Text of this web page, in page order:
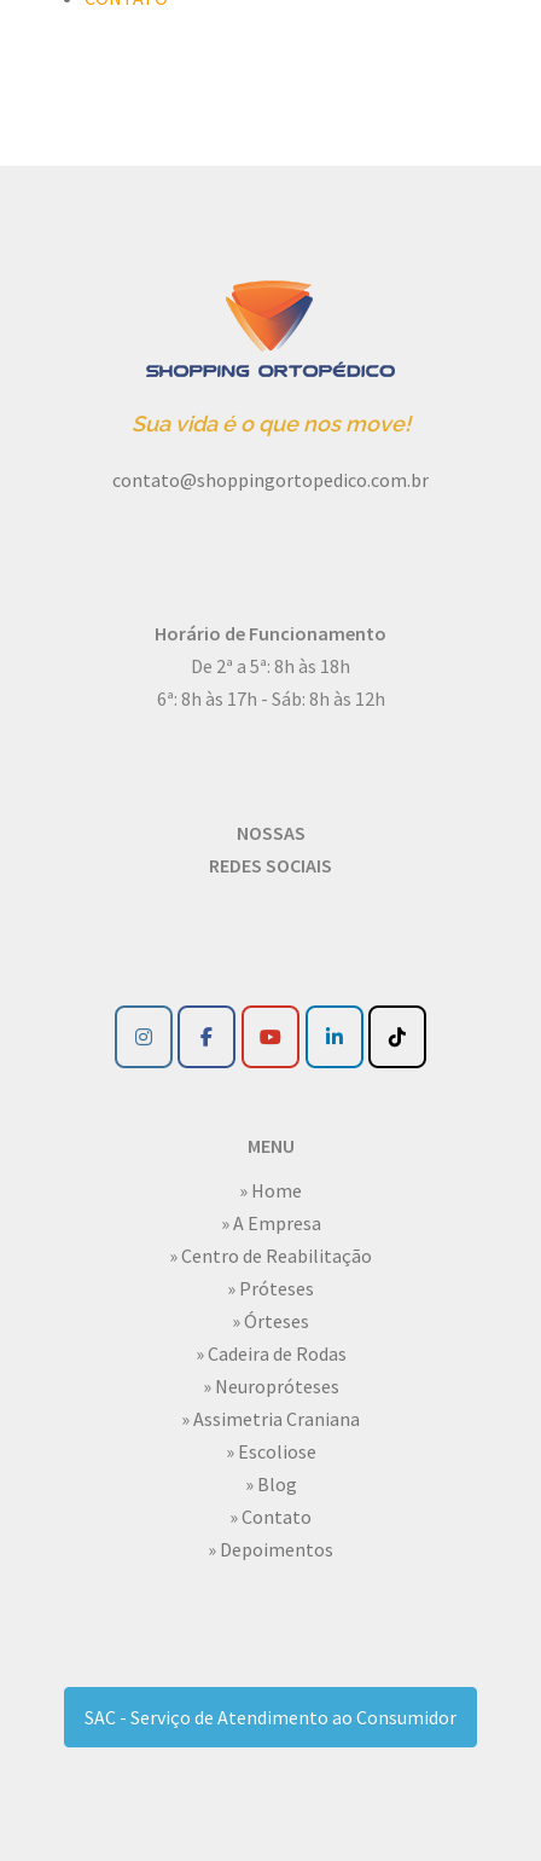
Sua vida é o que nos move!
contato@shoppingortopedico.com.br
Horário de Funcionamento
De 2ª a 5ª: 8h às 18h
6ª: 8h às 17h - Sáb: 8h às 12h
NOSSAS
REDES SOCIAIS
MENU
» Home
» A Empresa
» Centro de Reabilitação
» Próteses
» Órteses
» Cadeira de Rodas
» Neuropróteses
» Assimetria Craniana
» Escoliose
» Blog
» Contato
» Depoimentos
SAC - Serviço de Atendimento ao Consumidor